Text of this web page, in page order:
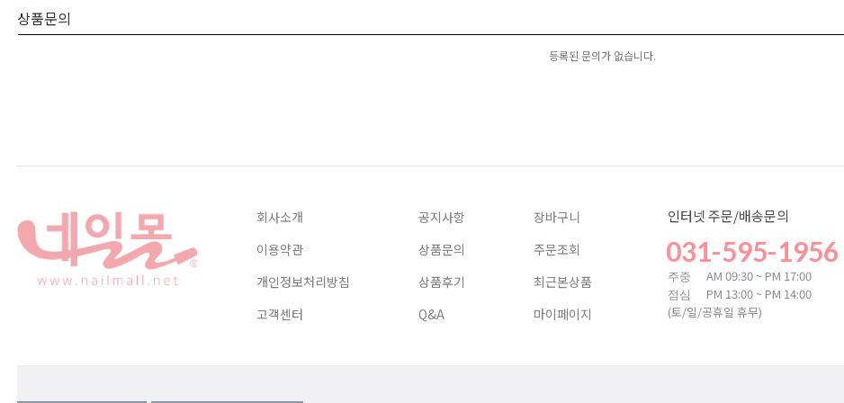
상품문의
등록된 문의가 없습니다.
회사소개
이용약관
개인정보처리방침
고객센터
공지사항
상품문의
상품후기
Q&A
장바구니
주문조회
최근본상품
마이페이지
인터넷 주문/배송문의
031-595-1956
주중 AM 09:30 ~ PM 17:00
점심
PM 13:00 ~ PM 14:00
(토/일/공휴일 휴무)